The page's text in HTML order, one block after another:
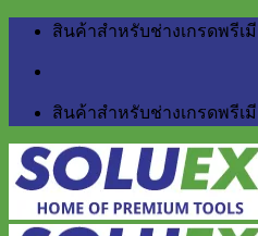
Skip
สินค้าสำหรับช่างเกรดพรีเ
สินค้าสำหรับช่างเกรดพรีเ